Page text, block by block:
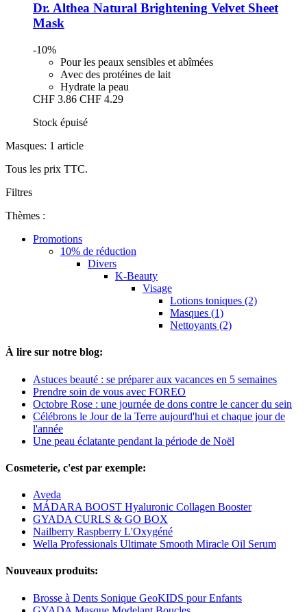
Dr. Althea Natural Brightening Velvet Sheet
Mask
-10%
Pour les peaux sensibles et abîmées
Avec des protéines de lait
Hydrate la peau
CHF 3.86 CHF 4.29
Stock épuisé
Masques: 1 article
Tous les prix TTC.
Filtres
Thèmes :
Promotions
10% de réduction
Divers
K-Beauty
Visage
Lotions toniques (2)
Masques (1)
Nettoyants (2)
À lire sur notre blog:
Astuces beauté : se préparer aux vacances en 5 semaines
Prendre soin de vous avec FOREO
Octobre Rose : une journée de dons contre le cancer du sein
Célébrons le Jour de la Terre aujourd'hui et chaque jour de
l'année
Une peau éclatante pendant la période de Noël
Cosmeterie, c'est par exemple:
Aveda
MÁDARA BOOST Hyaluronic Collagen Booster
GYADA CURLS & GO BOX
Nailberry Raspberry L'Oxygéné
Wella Professionals Ultimate Smooth Miracle Oil Serum
Nouveaux produits:
Brosse à Dents Sonique GeoKIDS pour Enfants